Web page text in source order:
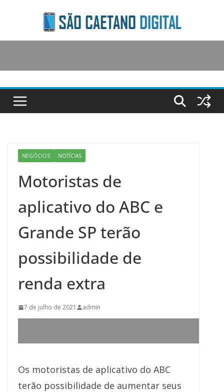
content
NEGÓCIOS NOTÍCIAS
Motoristas de
aplicativo do ABC e
Grande SP terão
possibilidade de
renda extra
7 de julho de 2021 admin
Os motoristas de aplicativo do ABC
terão possibilidade de aumentar seus